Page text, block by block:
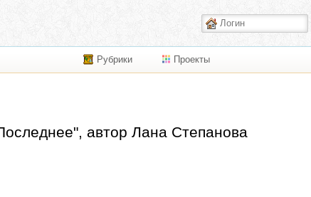
Рубрики Проекты
автор Лана Степанова